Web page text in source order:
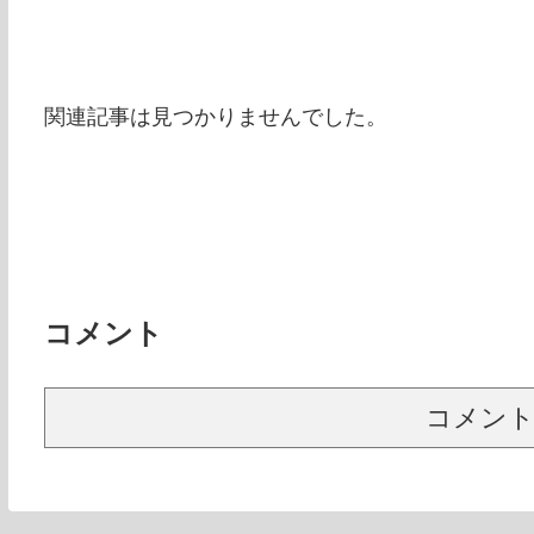
関連記事は見つかりませんでした。
コメント
コメン